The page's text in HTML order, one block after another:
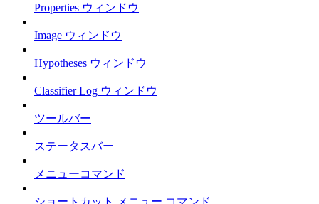
Properties ウィンドウ
Image ウィンドウ
Hypotheses ウィンドウ
Classifier Log ウィンドウ
ツールバー
ステータスバー
メニューコマンド
ショートカット メニュー コマンド